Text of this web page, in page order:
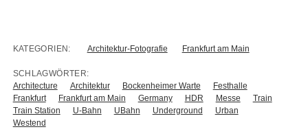
KATEGORIEN: Architektur-Fotografie Frankfurt am Main
SCHLAGWÖRTER:
Architecture
Architektur Bockenheimer Warte
Festhalle
Frankfurt
Frankfurt am Main Germany HDR Messe
Train
Train Station
U-Bahn UBahn Underground
Urban
Westend